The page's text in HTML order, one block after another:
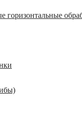
горизонтальные